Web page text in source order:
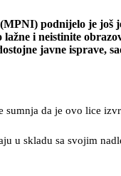
podnijelo je
i neistinite
javne isprave,
sumnja da je ovo lice
u skladu sa svojim